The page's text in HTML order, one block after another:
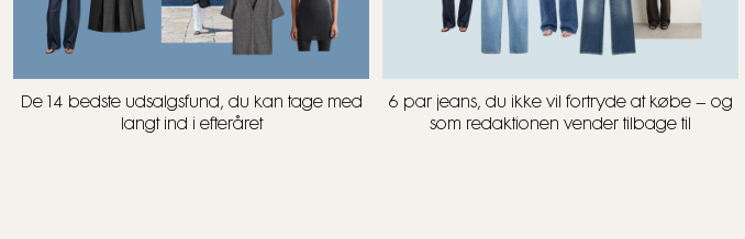
De 14 bedste udsalgsfund, du kan tage med
langt ind i efteråret
6 par jeans, du ikke vil fortryde at købe – og
som redaktionen vender tilbage til